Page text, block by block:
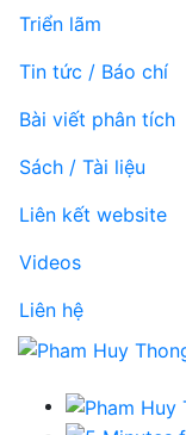
Triển lãm
Tin tức / Báo chí
Bài viết phân tích
Sách / Tài liệu
Liên kết website
Videos
Liên hệ